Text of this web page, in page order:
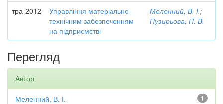
тра-2012
Управління матеріально-
технічним забезпеченням
на підприємстві
Меленний, В. І.;
Пузирьова, П. В.
Перегляд
Автор
1
Меленний, В. І.